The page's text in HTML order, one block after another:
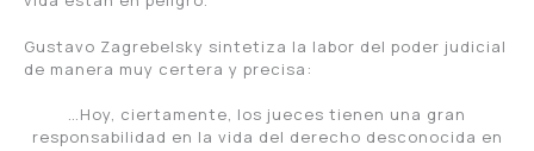
Gustavo Zagrebelsky sintetiza la labor del poder judicial
de manera muy certera y precisa:
…Hoy, ciertamente, los jueces tienen una gran
responsabilidad en la vida del derecho desconocida en